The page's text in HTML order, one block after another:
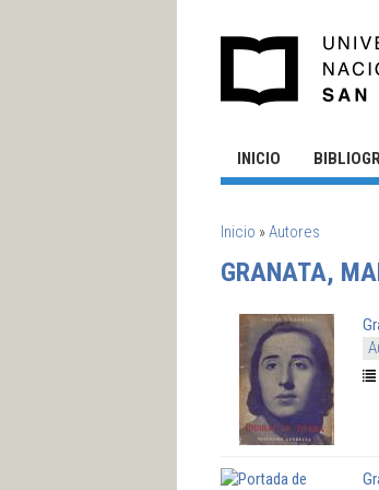
INICIO
SE ENCUENTRA USTED
Inicio »Autores
GRANATA,